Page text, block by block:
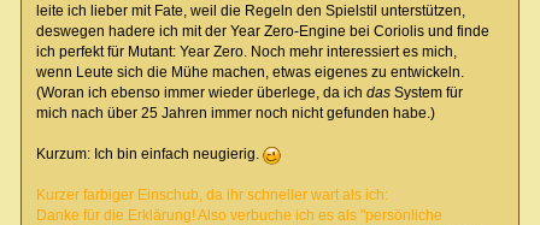
leite ich lieber mit Fate, weil die Regeln den Spielstil unterstützen,
deswegen hadere ich mit der Year Zero-Engine bei Coriolis und finde
ich perfekt für Mutant: Year Zero. Noch mehr interessiert es mich,
wenn Leute sich die Mühe machen, etwas eigenes zu entwickeln.
(Woran ich ebenso immer wieder überlege, da ich dasSystem für
mich nach über 25 Jahren immer noch nicht gefunden habe.)
Kurzum: Ich bin einfach neugierig.
Kurzer farbiger Einschub, da ihr schneller wart als ich:
Danke für die Erklärung! Also verbuche ich es als "persönliche